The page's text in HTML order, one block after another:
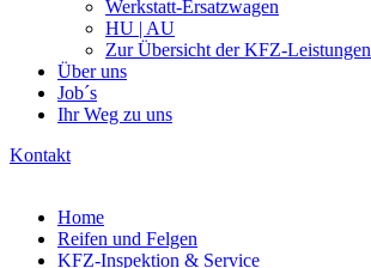
Werkstatt-Ersatzwagen
HU | AU
Zur Übersicht der KFZ-Leistungen
Über uns
Job´s
Ihr Weg zu uns
Kontakt
Home
Reifen und Felgen
KFZ-Inspektion & Service